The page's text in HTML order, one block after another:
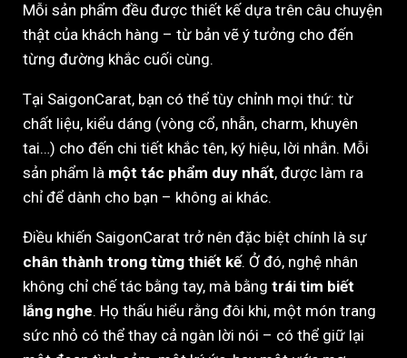
Mỗi sản phẩm đều được thiết kế dựa trên câu chuyện
thật của khách hàng – từ bản vẽ ý tưởng cho đến
từng đường khắc cuối cùng.
Tại SaigonCarat, bạn có thể tùy chỉnh mọi thứ: từ
chất liệu, kiểu dáng (vòng cổ, nhẫn, charm, khuyên
tai…) cho đến chi tiết khắc tên, ký hiệu, lời nhắn. Mỗi
sản phẩm là một tác phẩm duy nhất, được làm ra
chỉ để dành cho bạn – không ai khác.
Điều khiến SaigonCarat trở nên đặc biệt chính là sự
chân thành trong từng thiết kế. Ở đó, nghệ nhân
không chỉ chế tác bằng tay, mà bằng trái tim biết
lắng nghe. Họ thấu hiểu rằng đôi khi, một món trang
sức nhỏ có thể thay cả ngàn lời nói – có thể giữ lại